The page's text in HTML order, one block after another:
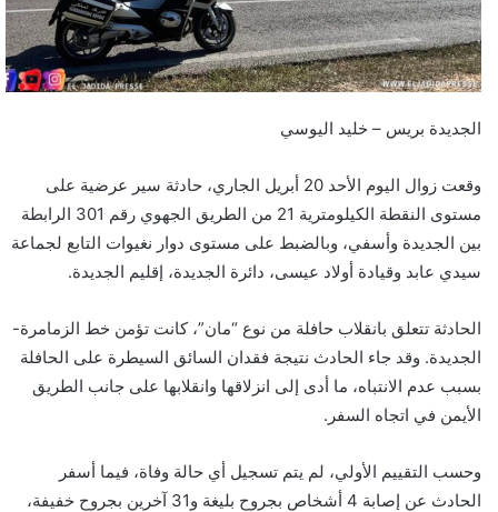
إ
ل
ك
ت
ي
ا
الجديدة بريس – خليد اليوسي
وقعت زوال اليوم الأحد 20 أبريل الجاري، حادثة سير عرضية على
مستوى النقطة الكيلومترية 21 من الطريق الجهوي رقم 301 الرابطة
بين الجديدة وأسفي، وبالضبط على مستوى دوار نغيوات التابع لجماعة
سيدي عابد وقيادة أولاد عيسى، دائرة الجديدة، إقليم الجديدة.
الحادثة تتعلق بانقلاب حافلة من نوع “مان”، كانت تؤمن خط الزمامرة-
الجديدة. وقد جاء الحادث نتيجة فقدان السائق السيطرة على الحافلة
بسبب عدم الانتباه، ما أدى إلى انزلاقها وانقلابها على جانب الطريق
الأيمن في اتجاه السفر.
وحسب التقييم الأولي، لم يتم تسجيل أي حالة وفاة، فيما أسفر
الحادث عن إصابة 4 أشخاص بجروح بليغة و31 آخرين بجروح خفيفة،